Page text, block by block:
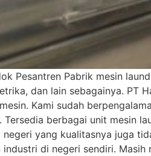
Pesantren Pabrik mesin
dan lain sebagainya. PT
Kami sudah
Tersedia berbagai unit mesin
yang kualitasnya juga
di negeri sendiri.